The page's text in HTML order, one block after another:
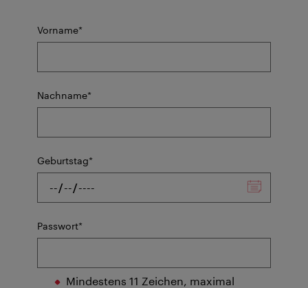
Vorname*Pflichtfeld
Nachname*Pflichtfeld
Geburtstag*Pflichtfeld
Passwort*Pflichtfeld
Mindestens 11 Zeichen, maximal